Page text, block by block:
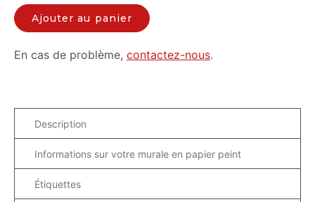
Ajouter au panier
En cas de problème, contactez-nous.
Description
Informations sur votre murale en papier peint
Étiquettes